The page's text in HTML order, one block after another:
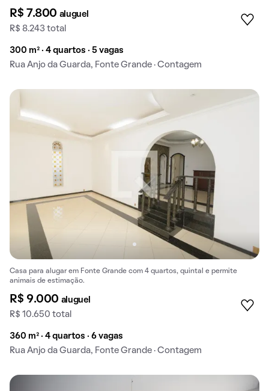
R$ 7.800 aluguel
R$ 8.243 total
300 m² · 4 quartos · 5 vagas
Rua Anjo da Guarda, Fonte Grande · Contagem
Casa para alugar em Fonte Grande com 4 quartos, quintal e permite
animais de estimação.
R$ 9.000 aluguel
R$ 10.650 total
360 m² · 4 quartos · 6 vagas
Rua Anjo da Guarda, Fonte Grande · Contagem